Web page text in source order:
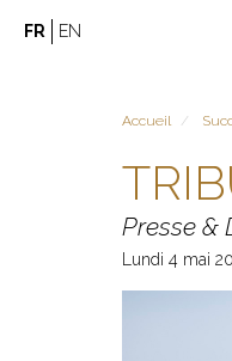
FR EN
Accueil
Presse &
Lundi 4 mai